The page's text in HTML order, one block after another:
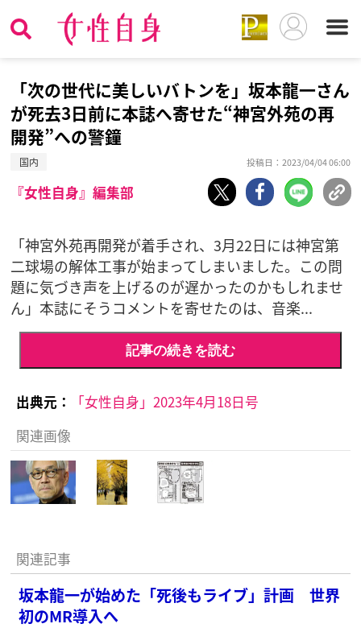
「次の世代に美しいバトンを」坂本龍一さん
が死去3日前に本誌へ寄せた“神宮外苑の再
開発”への警鐘
国内 投稿日：2023/04/04 06:00
『女性自身』編集部
「神宮外苑再開発が着手され、3月22日には神宮第
二球場の解体工事が始まってしまいました。この問
題に気づき声を上げるのが遅かったのかもしれませ
ん」本誌にそうコメントを寄せたのは、音楽...
記事の続きを読む
出典元：
「女性自身」2023年4月18日号
関連画像
関連記事
坂本龍一が始めた「死後もライブ」計画 世界
初のMR導入へ